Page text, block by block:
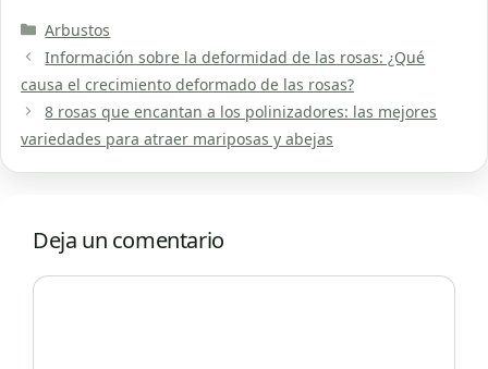
Categorías
Arbustos
Información sobre la deformidad de las rosas: ¿Qué
causa el crecimiento deformado de las rosas?
8 rosas que encantan a los polinizadores: las mejores
variedades para atraer mariposas y abejas
Deja un comentario
Comentario